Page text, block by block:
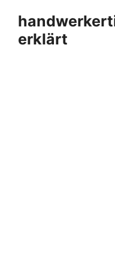
Inhalt
springen
erklärt